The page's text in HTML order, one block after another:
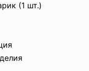
(1 шт.)